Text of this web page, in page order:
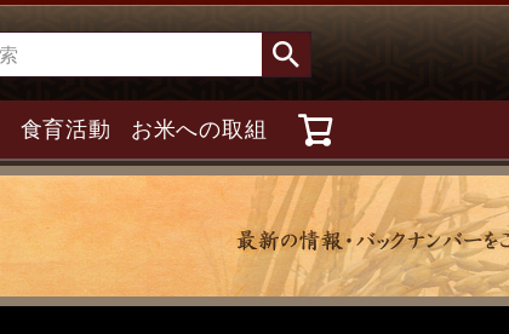
食育活動 お米への取組